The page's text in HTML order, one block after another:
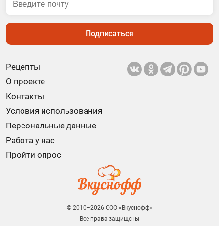
Рецепты
О проекте
Контакты
Условия использования
Персональные данные
Работа у нас
Пройти опрос
Подписаться
© 2010–2026 ООО «Вкуснофф»
Все права защищены